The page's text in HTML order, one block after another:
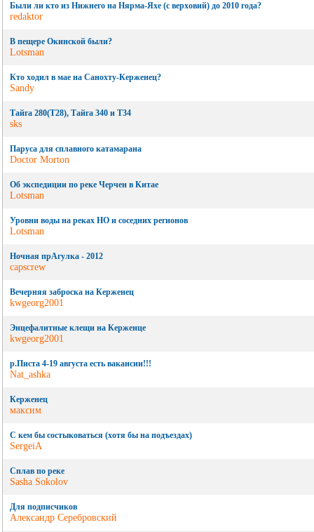
Были ли кто из Нижнего на Нярма-Яхе (с верховий) до 2010 года?
redaktor
В пещере Окинской были?
Lotsman
Кто ходил в мае на Санохту-Керженец?
Sandy
Тайга 280(Т28), Тайга 340 и Т34
sks
Паруса для сплавного катамарана
Doctor Morton
Об экспедиции по реке Черчен в Китае
Lotsman
Уровни воды на реках НО и соседних регионов
Lotsman
Ночная прАгулка - 2012
capscrew
Вечерняя заброска на Керженец
kwgeorg2001
Энцефалитные клещи на Керженце
kwgeorg2001
р.Писта 4-19 августа есть вакансии!!!
Nat_ashka
Керженец
максим
С кем бы состыковаться (хотя бы на подъездах)
SergeiA
Сплав по реке
Sasha Sokolov
Для подписчиков
Александр Серебровский